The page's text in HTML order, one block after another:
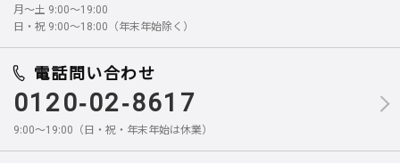
月～土 9:00～19:00
日・祝 9:00～18:00（年末年始除く）
電話問い合わせ
0120-02-8617
9:00～19:00（日・祝・年末年始は休業）